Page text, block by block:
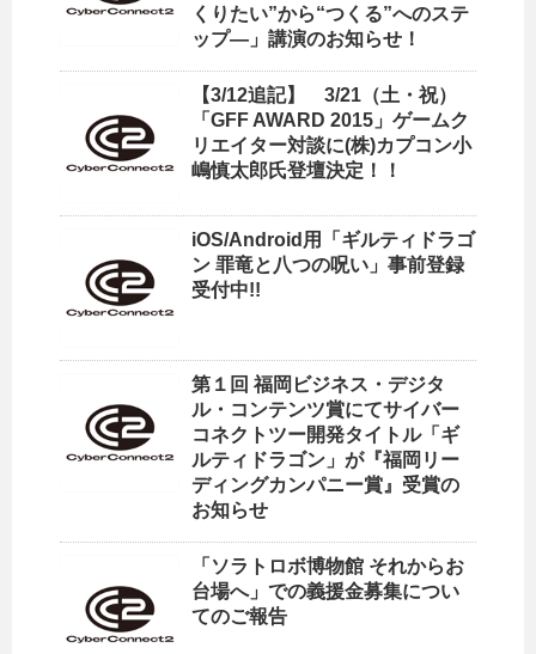
くりたい”から“つくる”へのステ
ップ―」講演のお知らせ！
【3/12追記】 3/21（土・祝）
「GFF AWARD 2015」ゲームク
リエイター対談に(株)カプコン小
嶋慎太郎氏登壇決定！！
iOS/Android用「ギルティドラゴ
ン 罪竜と八つの呪い」事前登録
受付中!!
第１回 福岡ビジネス・デジタ
ル・コンテンツ賞にてサイバー
コネクトツー開発タイトル「ギ
ルティドラゴン」が『福岡リー
ディングカンパニー賞』受賞の
お知らせ
「ソラトロボ博物館 それからお
台場へ」での義援金募集につい
てのご報告